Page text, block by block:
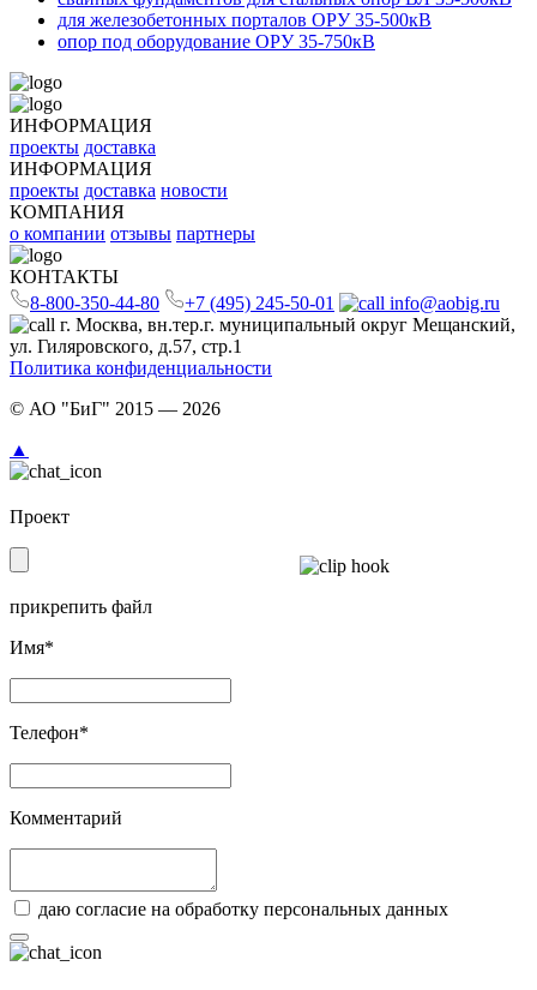
для железобетонных порталов ОРУ 35-500кВ
опор под оборудование ОРУ 35-750кВ
ИНФОРМАЦИЯ
проекты доставка
ИНФОРМАЦИЯ
проекты доставка новости
КОМПАНИЯ
о компании отзывы партнеры
КОНТАКТЫ
8-800-350-44-80
+7 (495) 245-50-01
info@aobig.ru
г. Москва, вн.тер.г. муниципальный округ Мещанский,
ул. Гиляровского, д.57, стр.1
Политика конфиденциальности
© АО "БиГ" 2015 — 2026
▲
Проект
прикрепить файл
Имя*
Телефон*
Комментарий
даю согласие на обработку персональных данных